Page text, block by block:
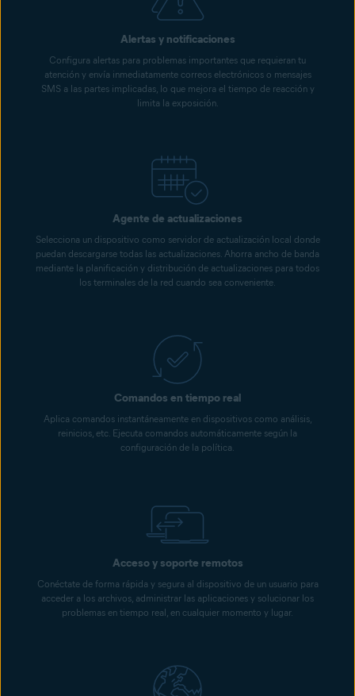
Alertas y notificaciones
Configura alertas para problemas importantes que requieran tu
atención y envía inmediatamente correos electrónicos o mensajes
SMS a las partes implicadas, lo que mejora el tiempo de reacción y
limita la exposición.
Agente de actualizaciones
Selecciona un dispositivo como servidor de actualización local donde
puedan descargarse todas las actualizaciones. Ahorra ancho de banda
mediante la planificación y distribución de actualizaciones para todos
los terminales de la red cuando sea conveniente.
Comandos en tiempo real
Aplica comandos instantáneamente en dispositivos como análisis,
reinicios, etc. Ejecuta comandos automáticamente según la
configuración de la política.
Acceso y soporte remotos
Conéctate de forma rápida y segura al dispositivo de un usuario para
acceder a los archivos, administrar las aplicaciones y solucionar los
problemas en tiempo real, en cualquier momento y lugar.